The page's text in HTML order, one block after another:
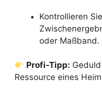
Kontrollieren
oder Maßband.
Profi-Tipp:
Ressource eines